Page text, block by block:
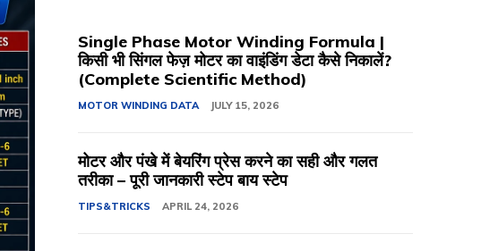
Single Phase Motor Winding Formula |
किसी भी सिंगल फेज़ मोटर का वाइंडिंग डेटा कैसे निकालें?
(Complete Scientific Method)
MOTOR WINDING DATA JULY 15, 2026
मोटर और पंखे में बेयरिंग प्रेस करने का सही और गलत
तरीका – पूरी जानकारी स्टेप बाय स्टेप
TIPS&TRICKS APRIL 24, 2026